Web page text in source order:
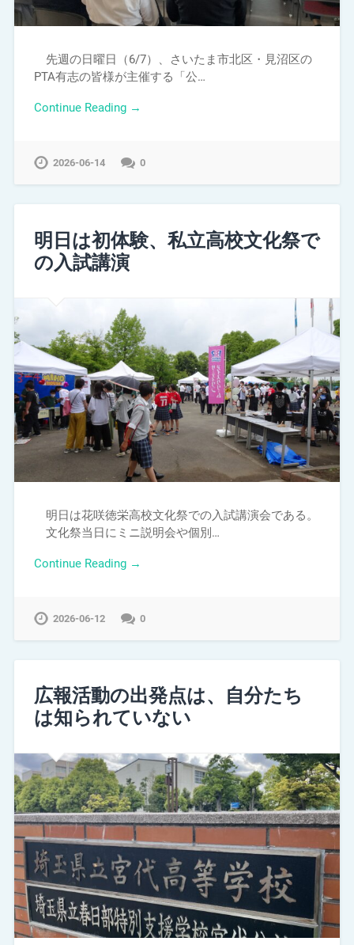
先週の日曜日（6/7）、さいたま市北区・見沼区の
PTA有志の皆様が主催する「公…
Continue Reading →
2026-06-14 0
明日は初体験、私立高校文化祭で
の入試講演
明日は花咲徳栄高校文化祭での入試講演会である。
文化祭当日にミニ説明会や個別…
Continue Reading →
2026-06-12 0
広報活動の出発点は、自分たち
は知られていない